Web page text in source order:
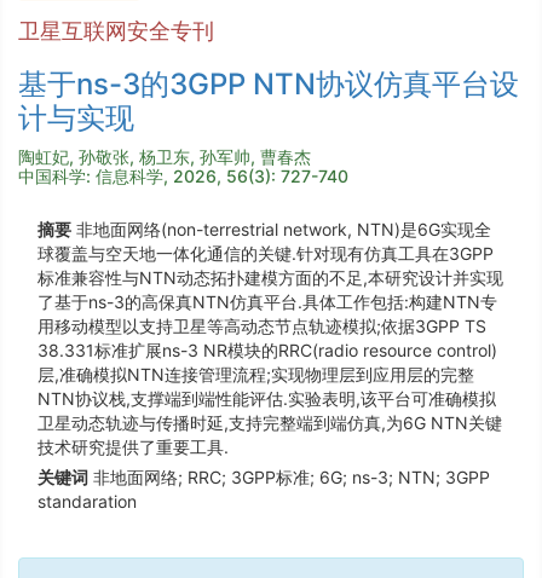
卫星互联网安全专刊
基于ns-3的3GPP NTN协议仿真平台设
计与实现
陶虹妃, 孙敬张, 杨卫东, 孙军帅, 曹春杰
中国科学: 信息科学, 2026, 56(3): 727-740
摘要 非地面网络(non-terrestrial network, NTN)是6G实现全
球覆盖与空天地一体化通信的关键.针对现有仿真工具在3GPP
标准兼容性与NTN动态拓扑建模方面的不足,本研究设计并实现
了基于ns-3的高保真NTN仿真平台.具体工作包括:构建NTN专
用移动模型以支持卫星等高动态节点轨迹模拟;依据3GPP TS
38.331标准扩展ns-3 NR模块的RRC(radio resource control)
层,准确模拟NTN连接管理流程;实现物理层到应用层的完整
NTN协议栈,支撑端到端性能评估.实验表明,该平台可准确模拟
卫星动态轨迹与传播时延,支持完整端到端仿真,为6G NTN关键
技术研究提供了重要工具.
关键词 非地面网络; RRC; 3GPP标准; 6G; ns-3; NTN; 3GPP
standaration